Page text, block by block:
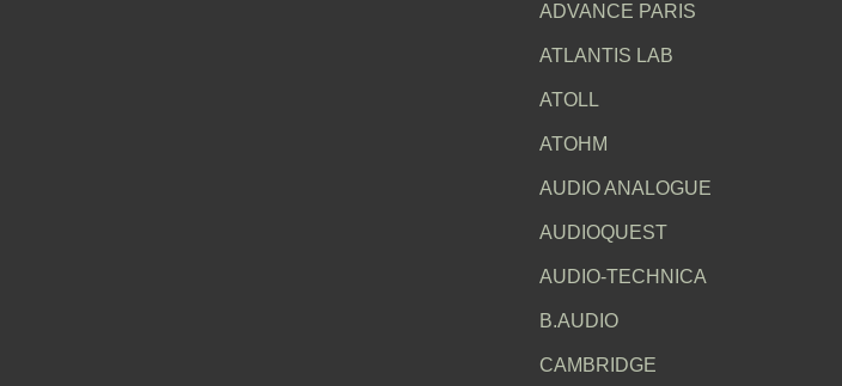
ADVANCE PARIS
ATLANTIS LAB
ATOLL
ATOHM
AUDIO ANALOGUE
AUDIOQUEST
AUDIO-TECHNICA
B.AUDIO
CAMBRIDGE